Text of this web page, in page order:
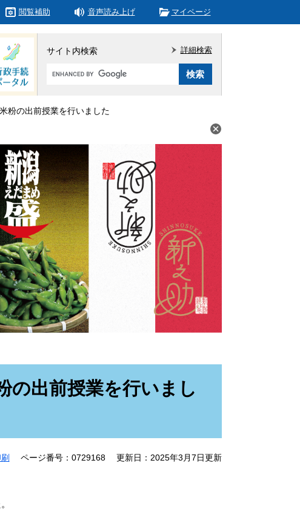
閲覧補助 音声読み上げ マイページ
サイト内検索
Google
タ
ム
索
詳細検索
粉の出前授業を行いました
出前授業を行いまし
ページ番号：0729168 更新日：2025年3月7日更新